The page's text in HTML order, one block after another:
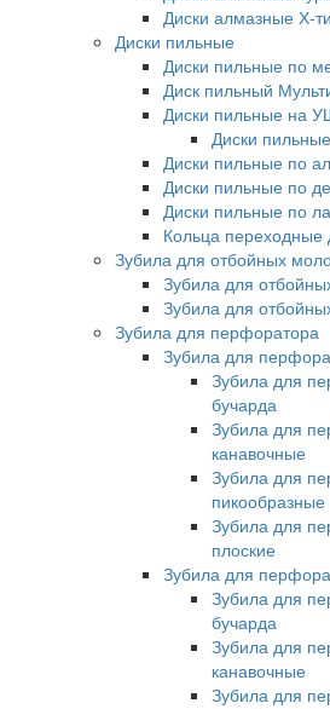
Диски алмазные Х-
Диски пильные
Диски пильные по
Диск пильный
Диски пильные на
Диски
Диски пильные по
Диски пильные по
Диски пильные по
Кольца переходные
Зубила для отбойных
Зубила для
Зубила для
Зубила для перфоратора
Зубила для
Зубила для
бучарда
Зубила для
канавочные
Зубила для
пикообразные
Зубила для
плоские
Зубила для
Зубила для
бучарда
Зубила для
канавочные
Зубила для